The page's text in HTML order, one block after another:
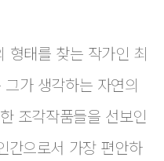
형태를 찾는 작가인 최
가 생각하는 자연의
조각작품들을 선보인
간으로서 가장 편안하